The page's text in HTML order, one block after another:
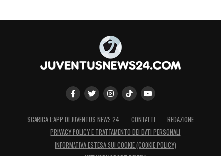
SCARICA L’APP DI JUVENTUS NEWS 24 CONTATTI
REDAZIONE
PRIVACY POLICY E TRATTAMENTO DEI DATI PERSONALI
INFORMATIVA ESTESA SUI COOKIE (COOKIE POLICY)